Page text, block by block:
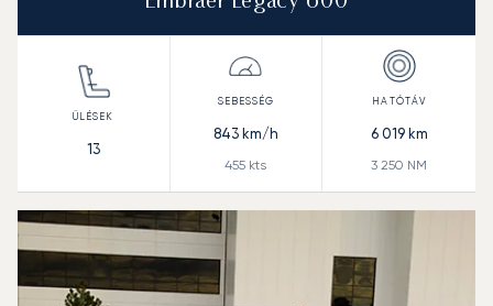
13
843km/h
455 kts
6 019km
3 250 NM